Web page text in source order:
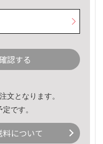
認する
文となります。
です。
について